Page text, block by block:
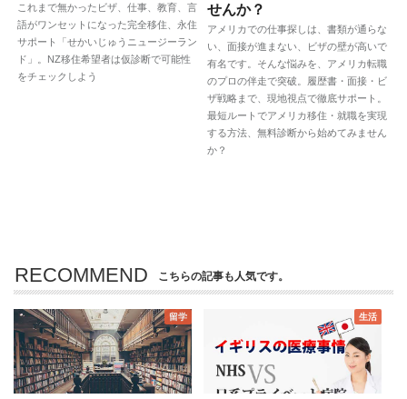
これまで無かったビザ、仕事、教育、言
語がワンセットになった完全移住、永住
サポート「せかいじゅうニュージーラン
ド」。NZ移住希望者は仮診断で可能性
をチェックしよう
せんか？
アメリカでの仕事探しは、書類が通らな
い、面接が進まない、ビザの壁が高いで
有名です。そんな悩みを、アメリカ転職
のプロの伴走で突破。履歴書・面接・ビ
ザ戦略まで、現地視点で徹底サポート。
最短ルートでアメリカ移住・就職を実現
する方法、無料診断から始めてみません
か？
RECOMMEND こちらの記事も人気です。
留学 生活